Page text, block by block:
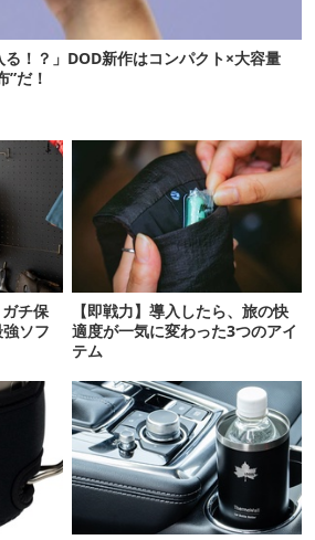
る！？」DOD新作はコンパクト×大容量
”だ！
チ保
ソフ
【即戦力】導入したら、旅の快
適度が一気に変わった3つのアイ
テム